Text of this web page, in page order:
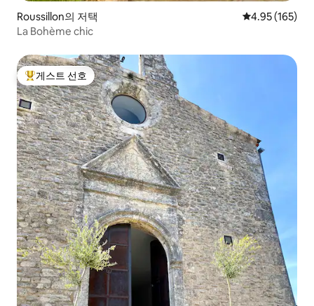
Roussillon의 저택 평점 4.95점(5
4.95 (165)
La Bohème chic
상위 게스트 선호
게스트 선호